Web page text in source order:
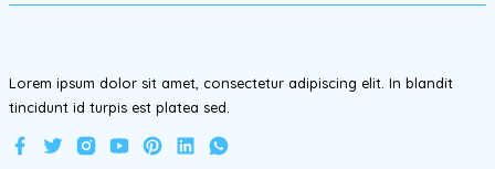
Lorem ipsum dolor sit amet, consectetur adipiscing elit. In blandit
tincidunt id turpis est platea sed.